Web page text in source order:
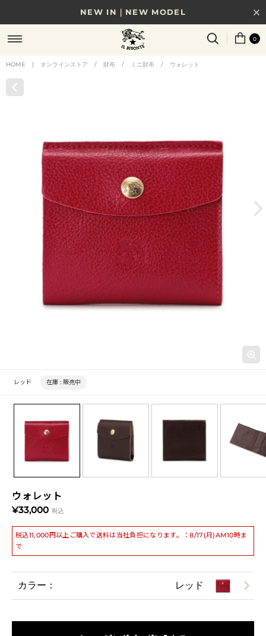
NEW IN｜NEW MODEL
8/17(月)10時まで｜税込11,000円以上で送料無料
贈る相手やシーンから選べる、新しいギフトガイド
0
HOME | オンラインストア / 財布 / ミニ財布 / ウォレット
ウォレット
¥33,000 税込
税込11,000円以上ご購入で送料は当社負担になります。：8/17(月)AM10時ま
で
レッド 在庫 : 販売中
カラー： レッド